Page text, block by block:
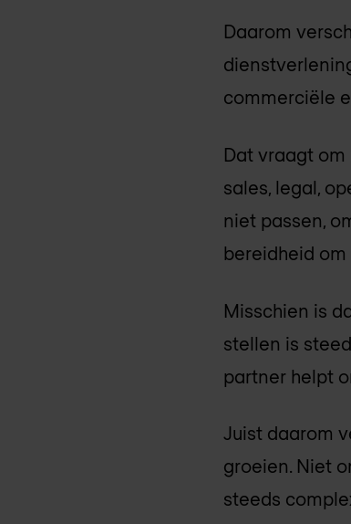
Daarom
commerciële
Dat vraagt
sales, legal,
niet passen,
bereidheid
Misschien is
stellen is
partner helpt
Juist daarom
groeien. Niet
steeds